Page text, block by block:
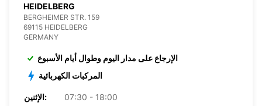
HEIDELBERG
BERGHEIMER STR. 159
69115 HEIDELBERG
GERMANY
الإرجاع على مدار اليوم وطوال أيام الأسبوع
المركبات الكهربائية
الإثنين:
07:30 - 18:00